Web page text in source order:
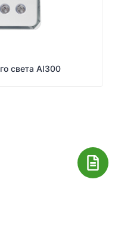
света Al300